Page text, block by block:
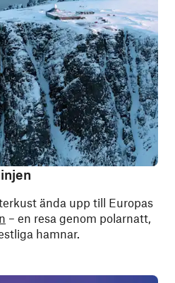
ända upp till Europas
– en resa genom polarnatt,
hamnar.